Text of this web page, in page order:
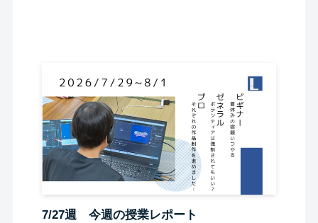
7/27週 今週の授業レポート